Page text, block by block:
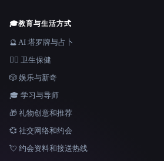
🎓教育与生活方式
🔮 AI 塔罗牌与占卜
👩‍⚕️ 卫生保健
🎲 娱乐与新奇
🎓 学习与导师
🎁 礼物创意和推荐
💞 社交网络和约会
💘 约会资料和接送热线